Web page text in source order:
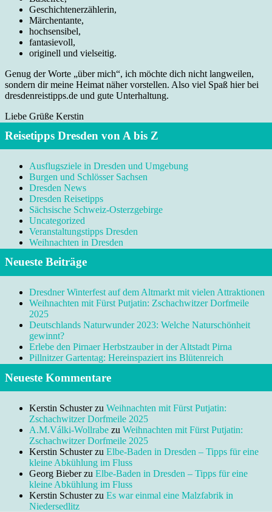
Geschichtenerzählerin,
Märchentante,
hochsensibel,
fantasievoll,
originell und vielseitig.
Genug der Worte „über mich“, ich möchte dich nicht langweilen,
sondern dir meine Heimat näher vorstellen. Also viel Spaß hier bei
dresdenreistipps.de und gute Unterhaltung.
Liebe Grüße Kerstin
Reisetipps Dresden von A bis Z
Ausflugsziele in Dresden und Umgebung
Burgen und Schlösser Sachsen
Dresden News
Dresden Reisetipps
Sächsische Schweiz-Osterzgebirge
Uncategorized
Veranstaltungstipps Dresden
Weihnachten in Dresden
Neueste Beiträge
Dresdner Winterfest auf dem Altmarkt mit vielen Attraktionen
Weihnachten mit Fürst Putjatin: Zschachwitzer Dorfmeile
2025
Deutschlands Naturwunder 2023: Welche Naturschönheit
gewinnt?
Erlebe den Pirnaer Herbstzauber in der Altstadt Pirna
Pillnitzer Gartentag: Hereinspaziert ins Blütenreich
Neueste Kommentare
Kerstin Schusterzu Weihnachten mit Fürst Putjatin:
Zschachwitzer Dorfmeile 2025
A.M.Válki-Wollrabe zu Weihnachten mit Fürst Putjatin:
Zschachwitzer Dorfmeile 2025
Kerstin Schusterzu Elbe-Baden in Dresden – Tipps für eine
kleine Abkühlung im Fluss
Georg Bieberzu Elbe-Baden in Dresden – Tipps für eine
kleine Abkühlung im Fluss
Kerstin Schusterzu Es war einmal eine Malzfabrik in
Niedersedlitz